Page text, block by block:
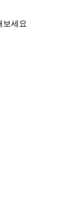
보세요